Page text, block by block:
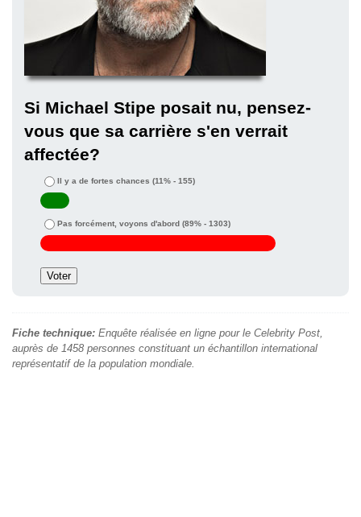
Si Michael Stipe posait nu, pensez-
vous que sa carrière s'en verrait
affectée?
Il y a de fortes chances (11% - 155)
Pas forcément, voyons d'abord (89% - 1303)
Fiche technique: Enquête réalisée en ligne pour le Celebrity Post,
auprès de 1458 personnes constituant un échantillon international
représentatif de la population mondiale.